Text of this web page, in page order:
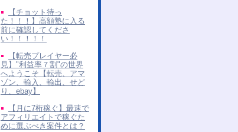
【チョット待っ
た！！！】高額塾に入る
前に確認してくださ
い！！！！！
【転売プレイヤー必
見】"利益率７割"の世界
へようこそ【転売、アマ
ゾン、輸入、輸出、せど
り、ebay】
【月に7桁稼ぐ】最速で
アフィリエイトで稼ぐた
めに選ぶべき案件とは？